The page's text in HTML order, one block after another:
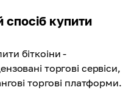
купити
біткоіни -
торгові сервіси,
торгові платформи.